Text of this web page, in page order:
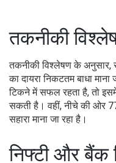
तकनीकी
तकनीकी विश्लेषण के
का दायरा निकटतम बाधा
टिकने में सफल रहता है, तो
सकती है। वहीं, नीचे की ओर
सहारा माना जा रहा है।
निफ्टी और बैंक